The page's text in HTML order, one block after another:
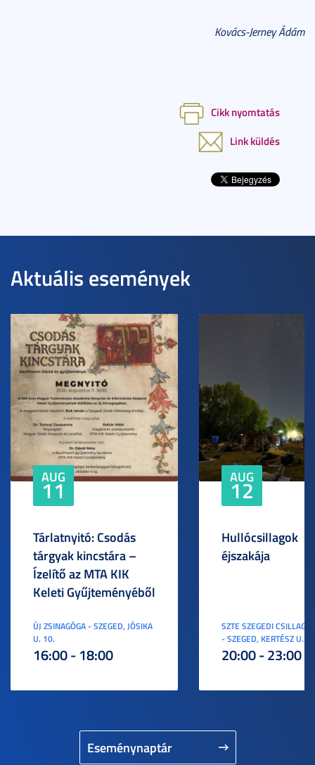
Kovács-Jerney Ádám
Cikk nyomtatás
Link küldés
Aktuális események
Eseménynaptár
AUG
11
Tárlatnyitó: Csodás
tárgyak kincstára –
Ízelítő az MTA KIK
Keleti Gyűjteményéből
ÚJ ZSINAGÓGA - SZEGED, JÓSIKA
U. 10.
16:00 - 18:00
AUG
12
Hullócsillagok
éjszakája
SZTE SZEGEDI
- SZEGED, KERTÉSZ U. 3.
20:00 - 23:00